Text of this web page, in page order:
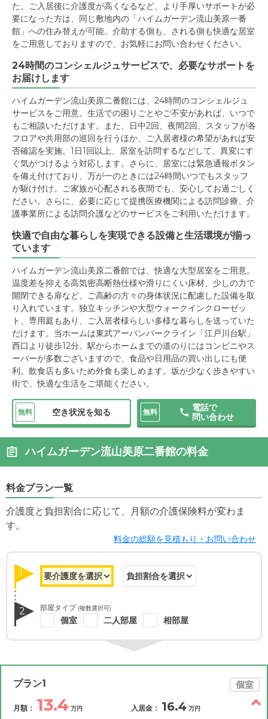
た、ご入居後に介護度が高くなるなど、より手厚いサポートが必
要になった方は、同じ敷地内の「ハイムガーデン流山美原一番
館」への住み替えが可能。介助する側も、される側も快適な居室
をご用意しておりますので、お気軽にお問い合わせください。
24時間のコンシェルジュサービスで、必要なサポートを
お届けします
ハイムガーデン流山美原二番館には、24時間のコンシェルジュ
サービスをご用意。生活での困りごとやご不安があれば、いつで
もご相談いただけます。また、日中2回、夜間2回、スタッフが各
フロアや共用部の巡回を行うほか、ご入居者様の希望があれば安
否確認を実施。1日1回以上、居室を訪問するなどして、異変にす
ぐ気がつけるよう対応します。さらに、居室には緊急通報ボタン
を備え付けており、万が一のときには24時間いつでもスタッフ
が駆け付け。ご家族が心配される夜間でも、安心してお過ごしく
ださい。さらに、必要に応じて提携医療機関による訪問診療、介
護事業所による訪問介護などのサービスをご利用いただけます。
快適で自由な暮らしを実現できる設備と生活環境が揃っ
ています
ハイムガーデン流山美原二番館では、快適な大型居室をご用意。
温度差を抑える高気密高断熱仕様や滑りにくい床材、少しの力で
開閉できる扉など、ご高齢の方々の身体状況に配慮した設備を取
り入れています。独立キッチンや大型ウォークインクローゼッ
ト、専用庭もあり、ご入居者様らしい多様な暮らしを送っていた
だけます。当ホームは東武アーバンパークライン「江戸川台駅」
西口より徒歩12分。駅からホームまでの道のりにはコンビニやス
ーパーが多数ございますので、食品や日用品の買い出しにも便
利。飲食店も多いため外食も楽しめます。坂が少なく歩きやすい
街で、快適な生活をご堪能ください。
無料 空き状況を知る 無料
電話で
問い合わせ
ハイムガーデン流山美原二番館の料金
料金プラン一覧
介護度と負担割合に応じて、月額の介護保険料が変わま
す。
料金の総額を見積もり・お問い合わせ
1
2 部屋タイプ (複数選択可)
個室 二人部屋 相部屋
プラン1 個室
月額： 13.4 万円 入居金： 16.4 万円